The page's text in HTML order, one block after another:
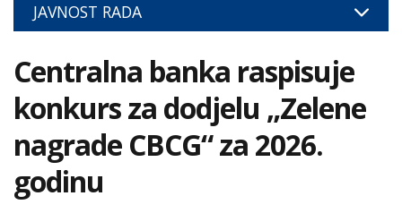
JAVNOST RADA
Centralna banka raspisuje
konkurs za dodjelu „Zelene
nagrade CBCG“ za 2026.
godinu